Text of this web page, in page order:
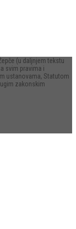
(u daljnjem tekstu
svim pravima i
ustanovama, Statutom
zakonskim